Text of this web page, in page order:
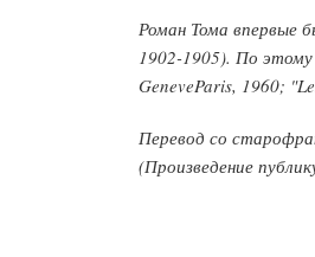
Роман Тома впервые
1902-1905). По этому
GeneveParis, 1960;
Перевод со
(Произведение